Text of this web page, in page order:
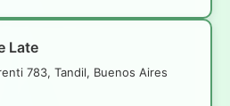
Late
783, Tandil, Buenos Aires